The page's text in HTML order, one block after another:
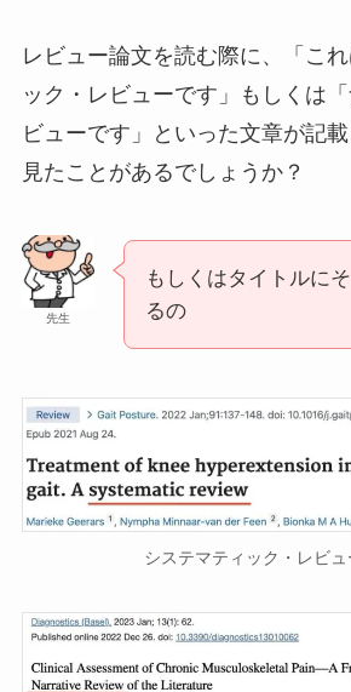
レビュー論文を読む際に、「こ
ック・レビューです」もしくは
ビューです」といった文章が記
見たことがあるでしょうか？
先生
もしくはタイトルに
るの
システマティック・レビュ